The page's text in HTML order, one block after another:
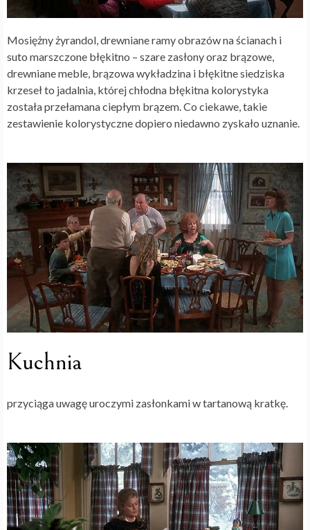
Mosiężny żyrandol, drewniane ramy obrazów na ścianach i
suto marszczone błękitno – szare zasłony oraz brązowe,
drewniane meble, brązowa wykładzina i błękitne siedziska
krzeseł to jadalnia, której chłodna błękitna kolorystyka
została przełamana ciepłym brązem. Co ciekawe, takie
zestawienie kolorystyczne dopiero niedawno zyskało uznanie.
Kuchnia
przyciąga uwagę uroczymi zasłonkami w tartanową kratkę.